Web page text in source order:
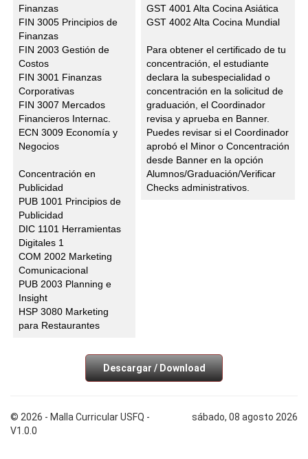
Finanzas
FIN 3005 Principios de
Finanzas
FIN 2003 Gestión de
Costos
FIN 3001 Finanzas
Corporativas
FIN 3007 Mercados
Financieros Internac.
ECN 3009 Economía y
Negocios
Concentración en
Publicidad
PUB 1001 Principios de
Publicidad
DIC 1101 Herramientas
Digitales 1
COM 2002 Marketing
Comunicacional
PUB 2003 Planning e
Insight
HSP 3080 Marketing
para Restaurantes
GST 4001 Alta Cocina Asiática
GST 4002 Alta Cocina Mundial
Para obtener el certificado de tu
concentración, el estudiante
declara la subespecialidad o
concentración en la solicitud de
graduación, el Coordinador
revisa y aprueba en Banner.
Puedes revisar si el Coordinador
aprobó el Minor o Concentración
desde Banner en la opción
Alumnos/Graduación/Verificar
Checks administrativos.
Descargar / Download
© 2026 - Malla Curricular USFQ -
V1.0.0
sábado, 08 agosto 2026